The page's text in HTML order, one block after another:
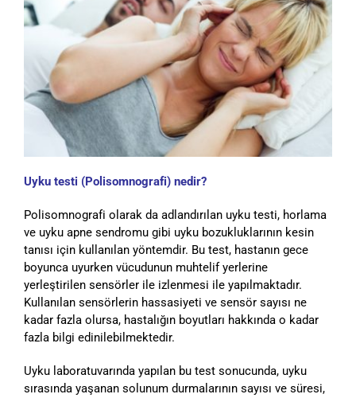
Uyku testi (Polisomnografi) nedir?
Polisomnografi olarak da adlandırılan uyku testi, horlama
ve uyku apne sendromu gibi uyku bozukluklarının kesin
tanısı için kullanılan yöntemdir. Bu test, hastanın gece
boyunca uyurken vücudunun muhtelif yerlerine
yerleştirilen sensörler ile izlenmesi ile yapılmaktadır.
Kullanılan sensörlerin hassasiyeti ve sensör sayısı ne
kadar fazla olursa, hastalığın boyutları hakkında o kadar
fazla bilgi edinilebilmektedir.
Uyku laboratuvarında yapılan bu test sonucunda, uyku
sırasında yaşanan solunum durmalarının sayısı ve süresi,